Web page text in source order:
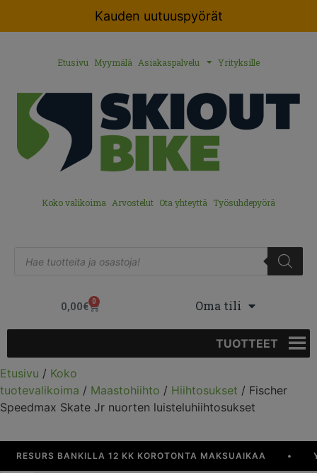
Kauden uutuuspyörät
Etusivu Myymälä Asiakaspalvelu Yrityksille
Koko valikoima Arvostelut Ota yhteyttä Työsuhdepyörä
0,00€ 0 Oma tili
TUOTTEET
Etusivu / Koko
tuotevalikoima / Maastohiihto / Hiihtosukset / Fischer
Speedmax Skate Jr nuorten luisteluhiihtosukset
BANKILLA 12 KK KOROTONTA MAKSUAIKAA YLI